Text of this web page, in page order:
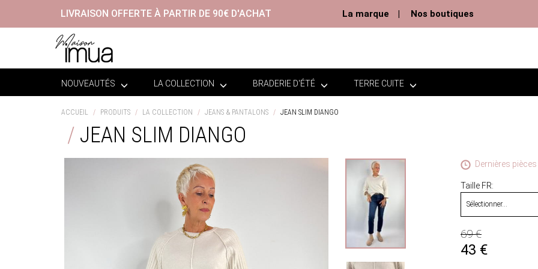
LIVRAISON OFFERTE À PARTIR DE 90€ D'ACHAT La marque Nos boutiques
NOUVEAUTÉS LA COLLECTION BRADERIE D'ÉTÉ TERRE CUITE
ACCUEIL PRODUITS LA COLLECTION JEANS & PANTALONS JEAN SLIM DIANGO
JEAN SLIM DIANGO
Dernières
Taille FR
69 €
43 €